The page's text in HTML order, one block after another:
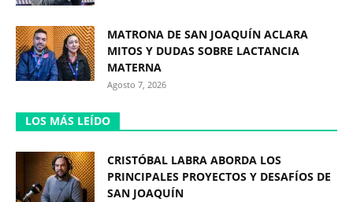
MATRONA DE SAN JOAQUÍN ACLARA
MITOS Y DUDAS SOBRE LACTANCIA
MATERNA
Agosto 7, 2026
LOS MÁS LEÍDO
CRISTÓBAL LABRA ABORDA LOS
PRINCIPALES PROYECTOS Y DESAFÍOS DE
SAN JOAQUÍN